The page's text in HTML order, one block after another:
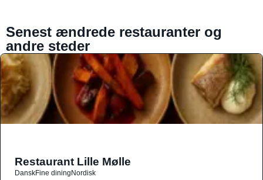
Senest ændrede restauranter og
andre steder
Restaurant Lille Mølle
DanskFine diningNordisk